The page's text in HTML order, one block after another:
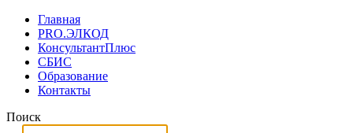
Главная
PRO.ЭЛКОД
КонсультантПлюс
СБИС
Образование
Контакты
Поиск